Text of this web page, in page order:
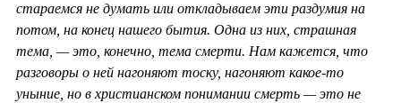
стараемся не думать или откладываем эти раздумия на
потом, на конец нашего бытия. Одна из них, страшная
тема, — это, конечно, тема смерти. Нам кажется, что
разговоры о ней нагоняют тоску, нагоняют какое-то
уныние, но в христианском понимании смерть — это не